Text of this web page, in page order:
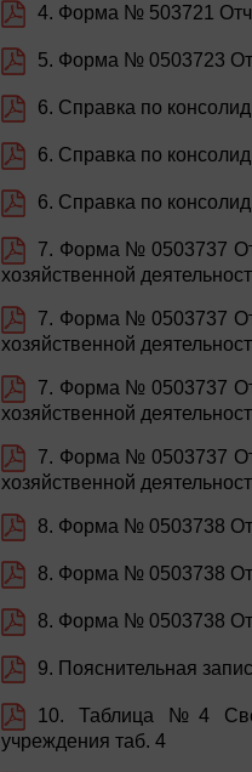
4. Форма № 503721
5. Форма № 0503723
6. Справка по
6. Справка по
6. Справка по
7. Форма № 0503737
хозяйственной
7. Форма № 0503737
хозяйственной
7. Форма № 0503737
хозяйственной
7. Форма № 0503737
хозяйственной
8. Форма № 0503738
8. Форма № 0503738
8. Форма № 0503738
9. Пояснительная
10. Таблица №4
учреждения таб. 4